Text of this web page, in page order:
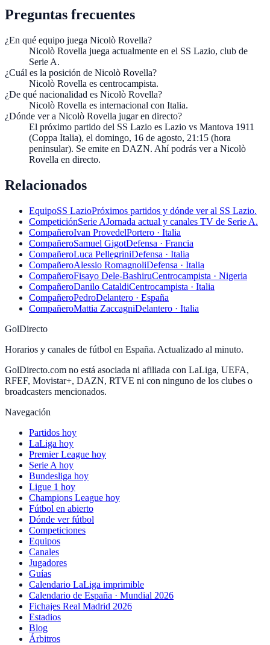
Preguntas frecuentes
¿En qué equipo juega Nicolò Rovella?
Nicolò Rovella juega actualmente en el SS Lazio, club de
Serie A.
¿Cuál es la posición de Nicolò Rovella?
Nicolò Rovella es centrocampista.
¿De qué nacionalidad es Nicolò Rovella?
Nicolò Rovella es internacional con Italia.
¿Dónde ver a Nicolò Rovella jugar en directo?
El próximo partido del SS Lazio es Lazio vs Mantova 1911
(Coppa Italia), el domingo, 16 de agosto, 21:15 (hora
peninsular). Se emite en DAZN. Ahí podrás ver a Nicolò
Rovella en directo.
Relacionados
EquipoSS LazioPróximos partidos y dónde ver al SS Lazio.
CompeticiónSerie AJornada actual y canales TV de Serie A.
CompañeroIvan ProvedelPortero · Italia
CompañeroSamuel GigotDefensa · Francia
CompañeroLuca PellegriniDefensa · Italia
CompañeroAlessio RomagnoliDefensa · Italia
CompañeroFisayo Dele-BashiruCentrocampista · Nigeria
CompañeroDanilo CataldiCentrocampista · Italia
CompañeroPedroDelantero · España
CompañeroMattia ZaccagniDelantero · Italia
GolDirecto
Horarios y canales de fútbol en España. Actualizado al minuto.
GolDirecto.com no está asociada ni afiliada con LaLiga, UEFA,
RFEF, Movistar+, DAZN, RTVE ni con ninguno de los clubes o
broadcasters mencionados.
Navegación
Partidos hoy
LaLiga hoy
Premier League hoy
Serie A hoy
Bundesliga hoy
Ligue 1 hoy
Champions League hoy
Fútbol en abierto
Dónde ver fútbol
Competiciones
Equipos
Canales
Jugadores
Guías
Calendario LaLiga imprimible
Calendario de España · Mundial 2026
Fichajes Real Madrid 2026
Estadios
Blog
Árbitros